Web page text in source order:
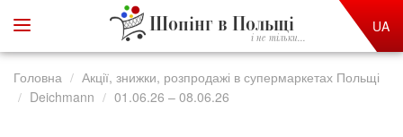
Шопінг в Польщі
і не тільки...
UA
Головна
Акції, знижки, розпродажі в супермаркетах Польщі
Deichmann
01.06.26 – 08.06.26